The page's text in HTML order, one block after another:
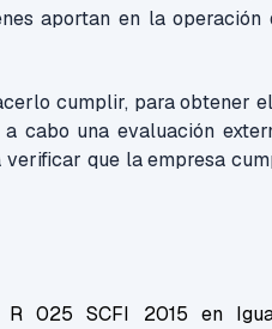
aportan en la
cumplir, para obtener
cabo una evaluación
que la empresa
025 SCFI 2015 en